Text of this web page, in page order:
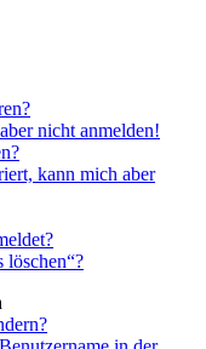
nicht anmelden!
kann mich aber